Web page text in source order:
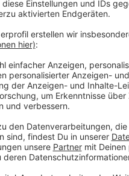
ist. Und die
gebrauchten, da
Stadtkonzern.
Anzeige
Weitere
Anzeige
Bayer 04